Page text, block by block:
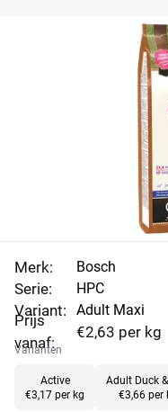
Merk:
Serie:
Variant:
Prijs
vanaf:
Bosch
HPC
Adult Maxi
€2,63 per kg
Varianten
Active
€3,17 per kg
Adult Duck
€3,66 per